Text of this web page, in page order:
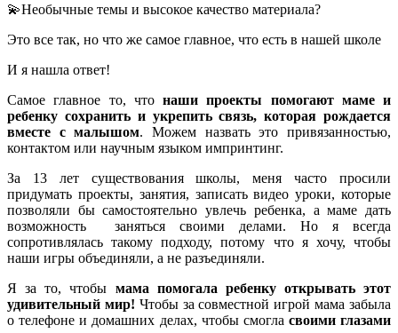
💫Необычные темы и высокое качество материала?
Это все так, но что же самое главное, что есть в нашей школе
И я нашла ответ!
Самое главное то, что наши проекты помогают маме и
ребенку сохранить и укрепить связь, которая рождается
вместе с малышом. Можем назвать это привязанностью,
контактом или научным языком импринтинг.
За 13 лет существования школы, меня часто просили
придумать проекты, занятия, записать видео уроки, которые
позволяли бы самостоятельно увлечь ребенка, а маме дать
возможность заняться своими делами. Но я всегда
сопротивлялась такому подходу, потому что я хочу, чтобы
наши игры объединяли, а не разъединяли.
Я за то, чтобы мама помогала ребенку открывать этот
удивительный мир! Чтобы за совместной игрой мама забыла
о телефоне и домашних делах, чтобы смогла своими глазами